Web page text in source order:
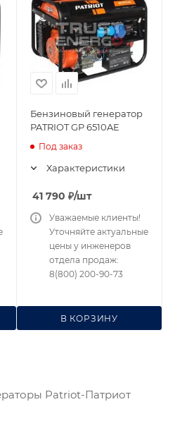
Бензиновый генератор
PATRIOT GP 6510AE
Под заказ
Характеристики
41 790 ₽/шт
В КОРЗИНУ
Уважаемые клиенты!
Уточняйте актуальные
цены у инженеров
отдела продаж:
8(800) 200-90-73
Patriot-Патриот